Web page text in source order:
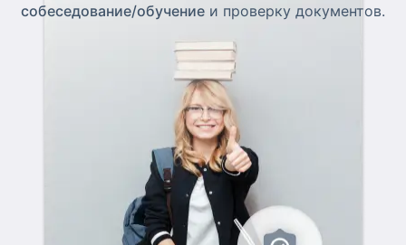
собеседование/обучение и проверку документов.